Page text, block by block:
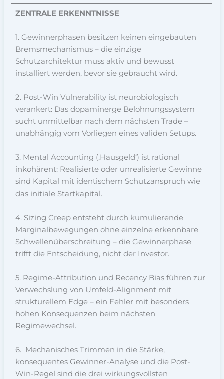
ZENTRALE ERKENNTNISSE
1. Gewinnerphasen besitzen keinen eingebauten
Bremsmechanismus – die einzige
Schutzarchitektur muss aktiv und bewusst
installiert werden, bevor sie gebraucht wird.
2. Post-Win Vulnerability ist neurobiologisch
verankert: Das dopaminerge Belohnungssystem
sucht unmittelbar nach dem nächsten Trade –
unabhängig vom Vorliegen eines validen Setups.
3. Mental Accounting (‚Hausgeld‘) ist rational
inkohärent: Realisierte oder unrealisierte Gewinne
sind Kapital mit identischem Schutzanspruch wie
das initiale Startkapital.
4. Sizing Creep entsteht durch kumulierende
Marginalbewegungen ohne einzelne erkennbare
Schwellenüberschreitung – die Gewinnerphase
trifft die Entscheidung, nicht der Investor.
5. Regime-Attribution und Recency Bias führen zur
Verwechslung von Umfeld-Alignment mit
strukturellem Edge – ein Fehler mit besonders
hohen Konsequenzen beim nächsten
Regimewechsel.
6. Mechanisches Trimmen in die Stärke,
konsequentes Gewinner-Analyse und die Post-
Win-Regel sind die drei wirkungsvollsten